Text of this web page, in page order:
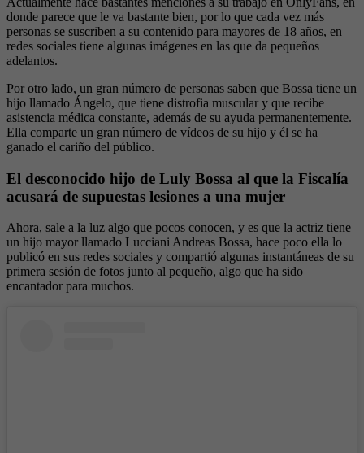
donde parece que le va bastante bien, por lo que cada vez más
personas se suscriben a su contenido para mayores de 18 años, en
redes sociales tiene algunas imágenes en las que da pequeños
adelantos.
Por otro lado, un gran número de personas saben que Bossa tiene un
hijo llamado Ángelo, que tiene distrofia muscular y que recibe
asistencia médica constante, además de su ayuda permanentemente.
Ella comparte un gran número de vídeos de su hijo y él se ha
ganado el cariño del público.
El desconocido hijo de Luly Bossa al que la Fiscalía
acusará de supuestas lesiones a una mujer
Ahora, sale a la luz algo que pocos conocen, y es que la actriz tiene
un hijo mayor llamado Lucciani Andreas Bossa, hace poco ella lo
publicó en sus redes sociales y compartió algunas instantáneas de su
primera sesión de fotos junto al pequeño, algo que ha sido
encantador para muchos.